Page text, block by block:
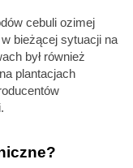
cebuli ozimej
bieżącej sytuacji na
był również
plantacjach